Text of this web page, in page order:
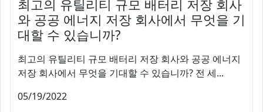
최고의 유틸리티 규모 배터리 저장 회사
와 공공 에너지 저장 회사에서 무엇을 기
대할 수 있습니까?
최고의 유틸리티 규모 배터리 저장 회사와 공공 에너지
저장 회사에서 무엇을 기대할 수 있습니까? 전 세...
05/19/2022